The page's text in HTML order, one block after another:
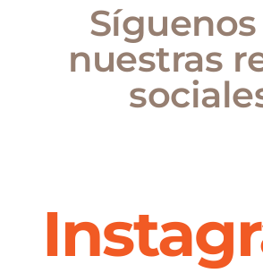
nuestras